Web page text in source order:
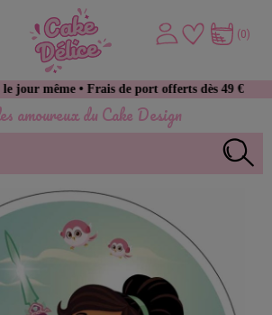
amoureux du Cake Design
• Frais de port offerts dès 49 € d’achat
(0)